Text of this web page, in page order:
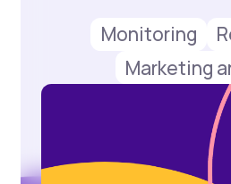
Monitoring
Marketing